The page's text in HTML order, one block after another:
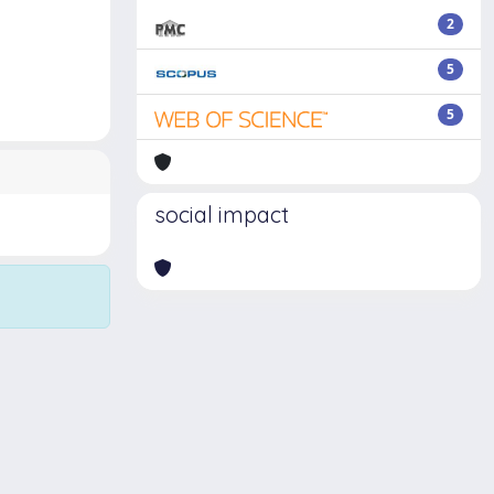
2
5
5
social impact